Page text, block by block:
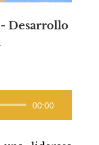
- Desarrollo
00:00